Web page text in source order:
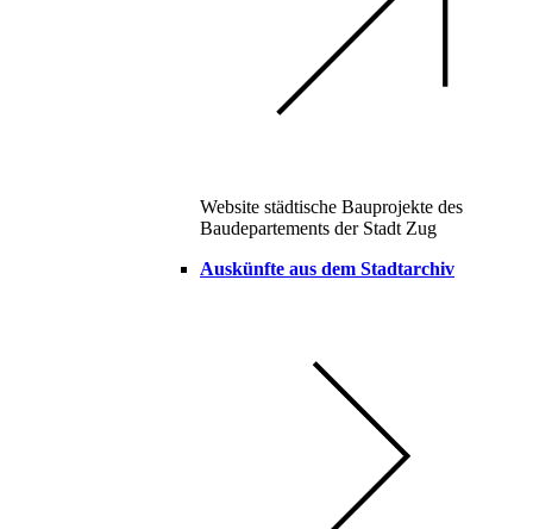
Website städtische Bauprojekte des
Baudepartements der Stadt Zug
Auskünfte aus dem Stadtarchiv